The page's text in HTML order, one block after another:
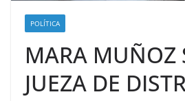
POLÍTICA
MARA MUÑOZ
JUEZA DE